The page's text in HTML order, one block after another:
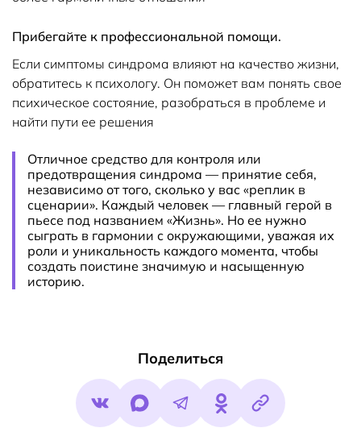
Прибегайте к профессиональной помощи.
Если симптомы синдрома влияют на качество жизни,
обратитесь к психологу. Он поможет вам понять свое
психическое состояние, разобраться в проблеме и
найти пути ее решения
Отличное средство для контроля или
предотвращения синдрома — принятие себя,
независимо от того, сколько у вас «реплик в
сценарии». Каждый человек — главный герой в
пьесе под названием «Жизнь». Но ее нужно
сыграть в гармонии с окружающими, уважая их
роли и уникальность каждого момента, чтобы
создать поистине значимую и насыщенную
историю.
Поделиться